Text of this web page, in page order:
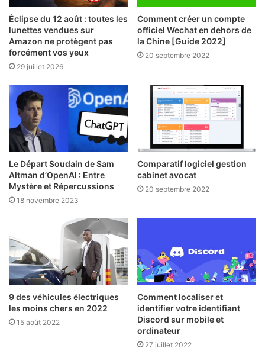
Éclipse du 12 août : toutes les
lunettes vendues sur
Amazon ne protègent pas
forcément vos yeux
29 juillet 2026
Comment créer un compte
officiel Wechat en dehors de
la Chine [Guide 2022]
20 septembre 2022
Le Départ Soudain de Sam
Altman d’OpenAI : Entre
Mystère et Répercussions
18 novembre 2023
Comparatif logiciel gestion
cabinet avocat
20 septembre 2022
9 des véhicules électriques
les moins chers en 2022
15 août 2022
Comment localiser et
identifier votre identifiant
Discord sur mobile et
ordinateur
27 juillet 2022